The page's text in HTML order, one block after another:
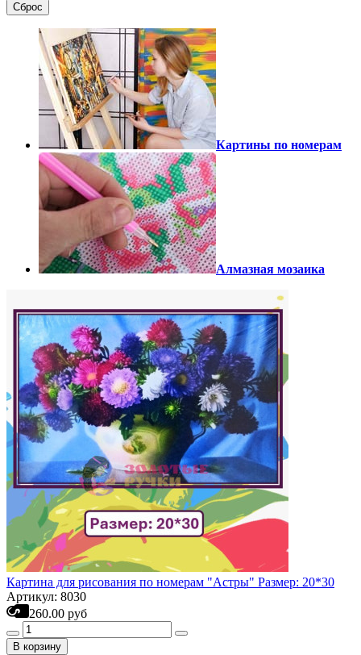
Сброс
Картины по номерам
Алмазная мозаика
Картина для рисования по номерам "Астры" Размер: 20*30
Артикул: 8030
260.00 руб
В корзину